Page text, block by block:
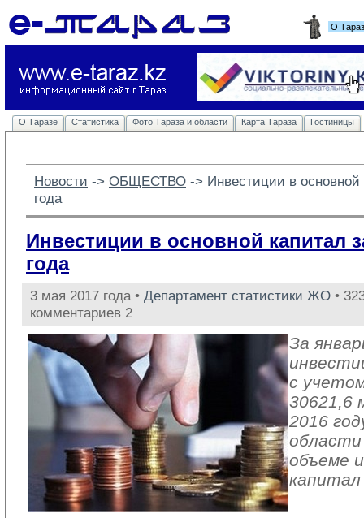
О
О Таразе Статистика Фото Тараза и области Карта Тараза Гостиницы
Новости -> ОБЩЕСТВО -> Инвестиции в основной
года
Инвестиции в основной капитал
года
3 мая 2017 года • Департамент статистики ЖО •
комментариев 2
За
с
30621,6
2016
области
объеме